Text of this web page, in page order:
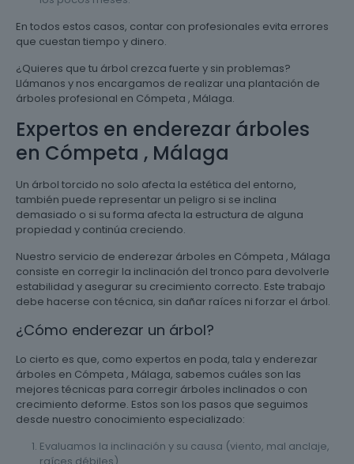
En todos estos casos, contar con profesionales evita errores
que cuestan tiempo y dinero.
¿Quieres que tu árbol crezca fuerte y sin problemas?
Llámanos y nos encargamos de realizar una plantación de
árboles profesional en Cómpeta , Málaga.
Expertos en enderezar árboles
en Cómpeta , Málaga
Un árbol torcido no solo afecta la estética del entorno,
también puede representar un peligro si se inclina
demasiado o si su forma afecta la estructura de alguna
propiedad y continúa creciendo.
Nuestro servicio de enderezar árboles en Cómpeta , Málaga
consiste en corregir la inclinación del tronco para devolverle
estabilidad y asegurar su crecimiento correcto. Este trabajo
debe hacerse con técnica, sin dañar raíces ni forzar el árbol.
¿Cómo enderezar un árbol?
Lo cierto es que, como expertos en poda, tala y enderezar
árboles en Cómpeta , Málaga, sabemos cuáles son las
mejores técnicas para corregir árboles inclinados o con
crecimiento deforme. Estos son los pasos que seguimos
desde nuestro conocimiento especializado:
Evaluamos la inclinación y su causa (viento, mal anclaje,